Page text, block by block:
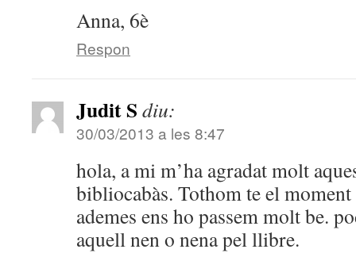
Anna, 6è
Respon
Judit S diu:
30/03/2013 a les 8:47
hola, a mi m’ha agradat molt
bibliocabàs. Tothom te el
ademes ens ho passem molt be.
aquell nen o nena pel llibre.